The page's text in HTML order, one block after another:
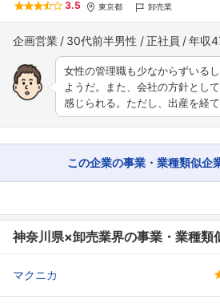
3.5 東京都 卸売業
企画営業 30代前半男性 正社員 年収
女性の管理職も少なからずいる
ようだ。また、会社の方針とし
感じられる。ただし、出産を経
この企業の事業・業種類似企
神奈川県×卸売業界の事業・業種類
マクニカ